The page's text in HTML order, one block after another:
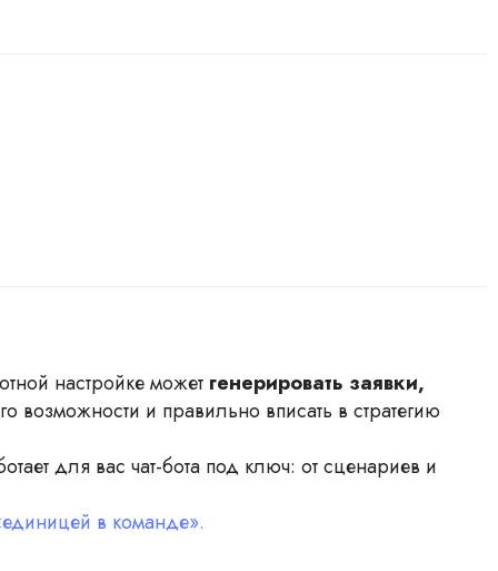
настройке может генерировать заявки,
возможности и правильно вписать в стратегию
для вас чат-бота под ключ: от сценариев и
в команде».